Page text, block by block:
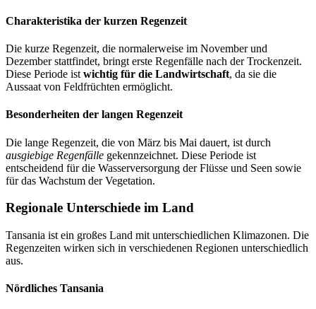
Charakteristika der kurzen Regenzeit
Die kurze Regenzeit, die normalerweise im November und
Dezember stattfindet, bringt erste Regenfälle nach der Trockenzeit.
Diese Periode ist wichtig für die Landwirtschaft, da sie die
Aussaat von Feldfrüchten ermöglicht.
Besonderheiten der langen Regenzeit
Die lange Regenzeit, die von März bis Mai dauert, ist durch
ausgiebige Regenfälle gekennzeichnet. Diese Periode ist
entscheidend für die Wasserversorgung der Flüsse und Seen sowie
für das Wachstum der Vegetation.
Regionale Unterschiede im Land
Tansania ist ein großes Land mit unterschiedlichen Klimazonen. Die
Regenzeiten wirken sich in verschiedenen Regionen unterschiedlich
aus.
Nördliches Tansania